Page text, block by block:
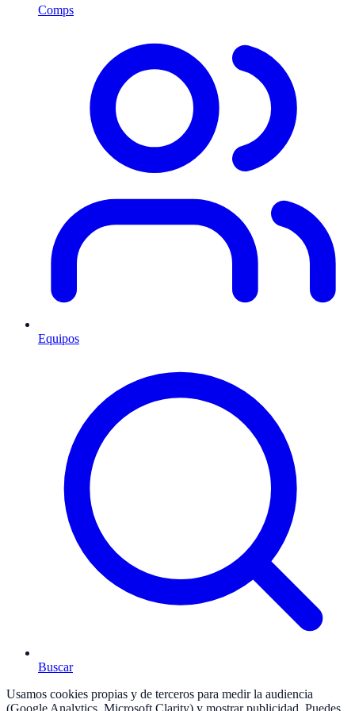
Comps
Equipos
Buscar
Usamos cookies propias y de terceros para medir la audiencia
(Google Analytics, Microsoft Clarity) y mostrar publicidad. Puedes